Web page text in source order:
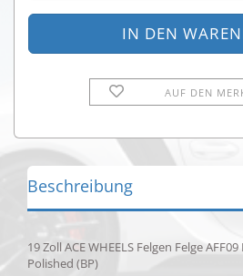
AUF DEN
Beschreibung
19 Zoll ACE WHEELS Felgen Felge
Polished (BP)